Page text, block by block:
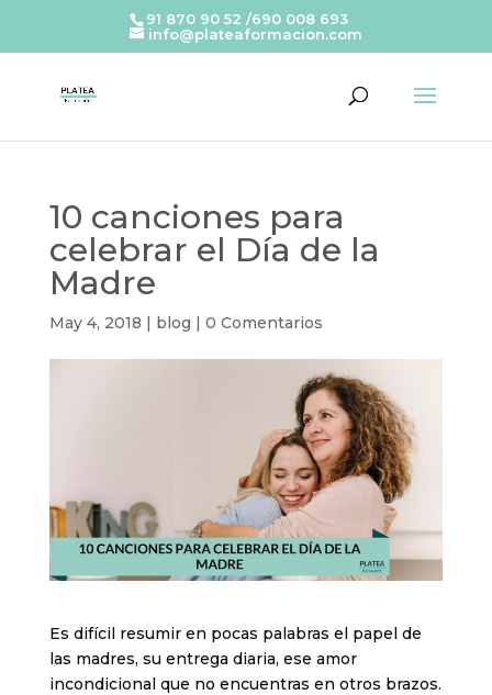
91 870 90 52 /690 008 693
info@plateaformacion.com
10 canciones para
celebrar el Día de la
Madre
May 4, 2018 | blog | 0 Comentarios
Es difícil resumir en pocas palabras el papel de
las madres, su entrega diaria, ese amor
incondicional que no encuentras en otros brazos.